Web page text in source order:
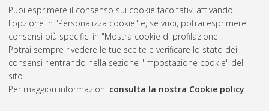
Puoi esprimere il consenso sui cookie facoltativi attivando
l'opzione in "Personalizza cookie" e, se vuoi, potrai esprimere
consensi più specifici in "Mostra cookie di profilazione".
Potrai sempre rivedere le tue scelte e verificare lo stato dei
consensi rientrando nella sezione "Impostazione cookie" del
sito.
Per maggiori informazioni consulta la nostra Cookie policy.
Rss 1.0
Rss 2.0
ISSN: 2038-7946